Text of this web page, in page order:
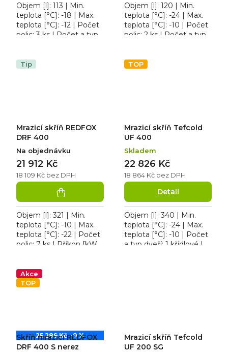
Objem [l]: 113 | Min.
teplota [°C]: -18 | Max.
teplota [°C]: -12 | Počet
polic: 3 ks | Počet a typ
GCP,...
Objem [l]: 120 | Min.
teplota [°C]: -24 | Max.
teplota [°C]: -10 | Počet
polic: 2 ks | Počet a typ
Tip
Mrazicí skříň REDFOX
DRF 400
Na objednávku
18 109 Kč bez DPH
21 912 Kč
Objem [l]: 321 | Min.
teplota [°C]: -10 | Max.
teplota [°C]: -22 | Počet
polic: 7 ks | Příkon [kW]:
roční spotřeba...
TOP
Mrazicí skříň Tefcold
UF 400
Skladem
18 864 Kč bez DPH
22 826 Kč
Detail
Objem [l]: 340 | Min.
teplota [°C]: -24 | Max.
teplota [°C]: -10 | Počet
a typ dveří: 1 křídlové |
Akce
TOP
25 289 Kč –9 %
Skříň mrazicí REDFOX
DRF 400 S nerez
Mrazicí skříň Tefcold
UF 200 SG